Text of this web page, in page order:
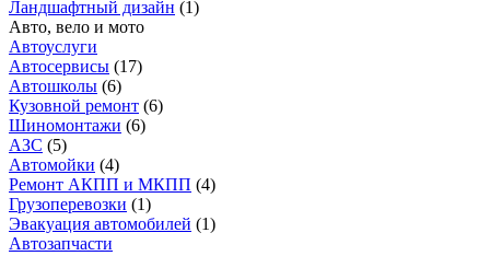
Ландшафтный дизайн (1)
Авто, вело и мото
Автоуслуги
Автосервисы (17)
Автошколы (6)
Кузовной ремонт (6)
Шиномонтажи (6)
АЗС (5)
Автомойки (4)
Ремонт АКПП и МКПП (4)
Грузоперевозки (1)
Эвакуация автомобилей (1)
Автозапчасти